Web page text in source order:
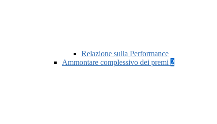
Relazione sulla Performance
Ammontare complessivo dei premi 2